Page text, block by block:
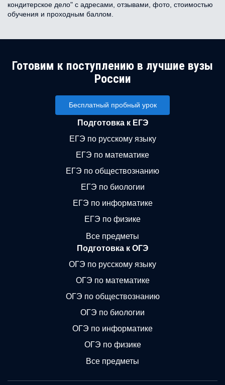
кондитерское дело" с адресами, отзывами, фото, стоимостью
обучения и проходным баллом.
Готовим к поступлению в лучшие вузы
России
Бесплатный пробный урок
Подготовка к ЕГЭ
ЕГЭ по русскому языку
ЕГЭ по математике
ЕГЭ по обществознанию
ЕГЭ по биологии
ЕГЭ по информатике
ЕГЭ по физике
Все предметы
Подготовка к ОГЭ
ОГЭ по русскому языку
ОГЭ по математике
ОГЭ по обществознанию
ОГЭ по биологии
ОГЭ по информатике
ОГЭ по физике
Все предметы